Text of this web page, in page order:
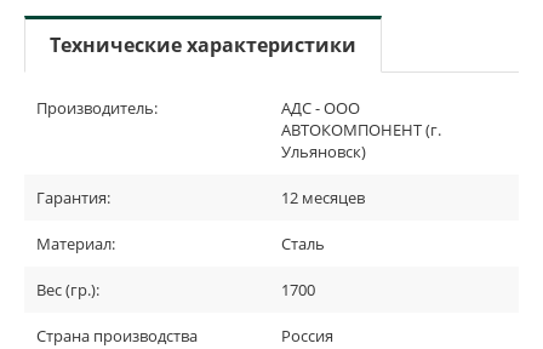
Технические характеристики
Производитель:
АДС - ООО
АВТОКОМПОНЕНТ (г.
Ульяновск)
Гарантия: 12 месяцев
Материал: Сталь
Вес (гр.): 1700
Страна производства Россия